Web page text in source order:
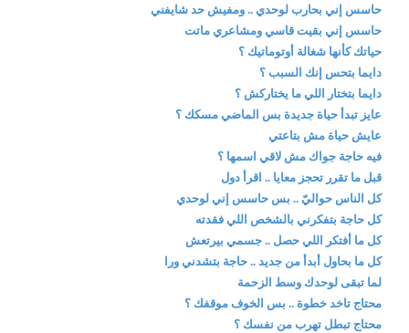
حاسس إني بحارب لوحدي .. ومفيش حد شايفني
حاسس إني بقيت قاسي ومشاعري ماتت
حياتك كأنها شغالة أوتوماتيك ؟
دايما بتحس إنك السبب ؟
دايما بتختار اللي ما يختاركش ؟
عايز تبدأ حياة جديدة بس الماضي مسكك ؟
عايش حياة مش بتاعتي
فيه حاجة جواك مش لاقي اسمها ؟
قبل ما تقرر تحجز معايا .. اقرأ دول
كل الناس حواليّ .. بس حاسس إني لوحدي
كل حاجة بتفكرني بالشخص اللي فقدته
كل ما أفتكر اللي حصل .. جسمي بيرتعش
كل ما بحاول أبدأ من جديد .. حاجة بتشدني ورا
لما تبقى لوحدك وسط الزحمة
محتاج تاخد خطوة .. بس الخوف موقفك ؟
محتاج تبطل تهرب من نفسك ؟